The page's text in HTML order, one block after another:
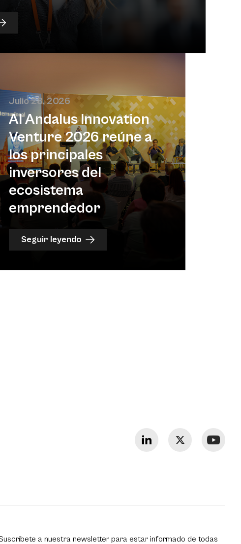
Julio 28, 2026
Al Andalus Innovation
Venture 2026 reúne a
los principales
inversores del
ecosistema
emprendedor
Seguir leyendo
a nuestra newsletter para estar informado de todas